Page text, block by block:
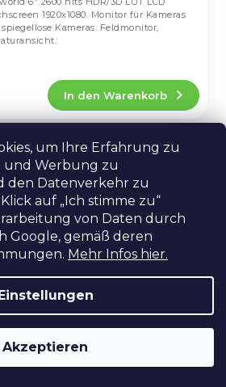
um Ihre Erfahrung zu
und Werbung zu
den Datenverkehr zu
auf „Ich stimme zu“
von Daten durch
Google, gemäß deren
Mehr Infos hier.
Akzeptieren
In den Warenkorb
1920x1080. Monitor für Kameras
Kameras. Feldmonitor,
PVM210S – professioneller
Zoll-Videomonitor
nicht verfügbar
ist ein 21,5-Zoll-Touchscreen-
von Lilliput mit großer
und hoher Auflösung.